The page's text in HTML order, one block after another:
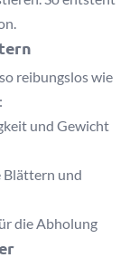
reibungslos wie
und Gewicht
Blättern und
die Abholung